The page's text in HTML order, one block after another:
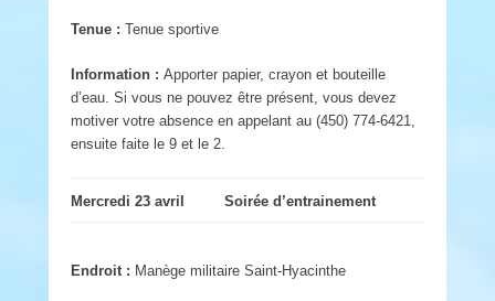
Tenue : Tenue sportive
Information : Apporter papier, crayon et bouteille
d’eau. Si vous ne pouvez être présent, vous devez
motiver votre absence en appelant au (450) 774-6421,
ensuite faite le 9 et le 2.
Mercredi 23 avril Soirée d’entrainement
Endroit : Manège militaire Saint-Hyacinthe